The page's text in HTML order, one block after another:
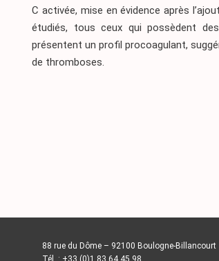
C activée, mise en évidence après
étudiés, tous ceux qui possèdent
présentent un profil procoagulant,
de thromboses.
88 rue du Dôme – 92100 Boulogne-Billancourt
Tél. : +33 (0)1 83 64 45 98